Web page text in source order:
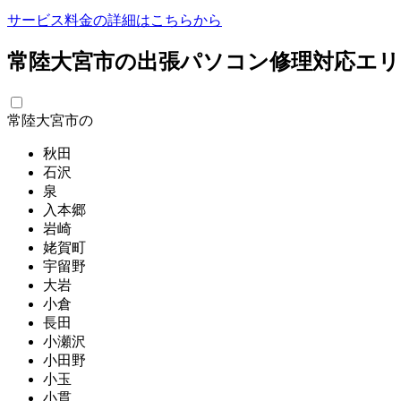
サービス料金の詳細はこちらから
常陸大宮市の出張パソコン修理対応エ
常陸大宮市の
秋田
石沢
泉
入本郷
岩崎
姥賀町
宇留野
大岩
小倉
長田
小瀬沢
小田野
小玉